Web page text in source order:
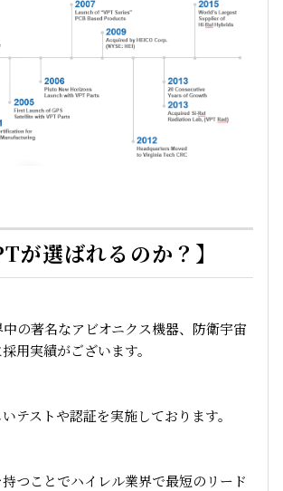
が選ばれるのか？】
の著名なアビオニクス機器、防衛宇宙
用実績がございます。
テストや認証を実施しております。
つことでハイレル業界で最短のリード